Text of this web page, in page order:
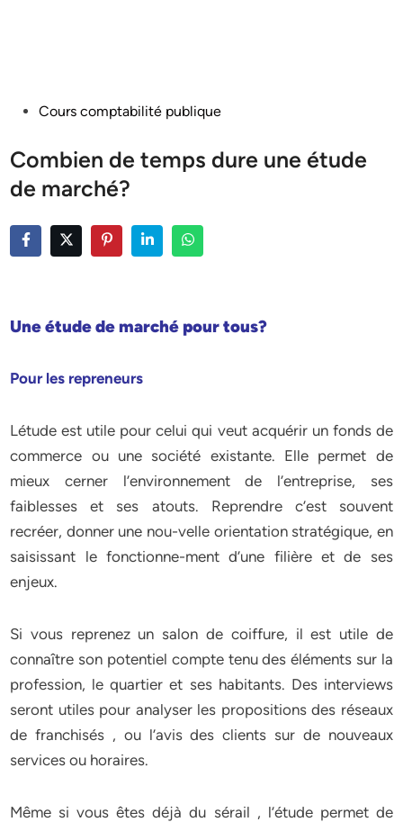
PostedCours comptabilité publique
Combien de temps dure une étude
de marché?
Une étude de marché pour tous?
Pour les repreneurs
Létude est utile pour celui qui veut acquérir un fonds de
commerce ou une société existante. Elle permet de
mieux cerner l’environnement de l’entreprise, ses
faiblesses et ses atouts. Reprendre c’est souvent
recréer, donner une nou-velle orientation stratégique, en
saisissant le fonctionne-ment d’une filière et de ses
enjeux.
Si vous reprenez un salon de coiffure, il est utile de
connaître son potentiel compte tenu des éléments sur la
profession, le quartier et ses habitants. Des interviews
seront utiles pour analyser les propositions des réseaux
de franchisés , ou l’avis des clients sur de nouveaux
services ou horaires.
Même si vous êtes déjà du sérail , l’étude permet de